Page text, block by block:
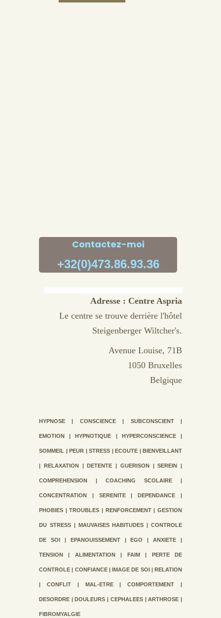
Contactez-moi
+32(0)473.86.93.36
Adresse : Centre Aspria
Le centre se trouve derrière l'hôtel
Steigenberger Wiltcher's.
Avenue Louise, 71B
1050 Bruxelles
Belgique
HYPNOSE | CONSCIENCE | SUBCONSCIENT |
EMOTION | HYPNOTIQUE | HYPERCONSCIENCE |
SOMMEIL | PEUR | STRESS | ECOUTE | BIENVEILLANT
| RELAXATION | DETENTE | GUERISON | SEREIN |
COMPREHENSION | COACHING SCOLAIRE |
CONCENTRATION | SERENITE | DEPENDANCE |
PHOBIES | TROUBLES | RENFORCEMENT | GESTION
DU STRESS | MAUVAISES HABITUDES | CONTROLE
DE SOI | EPANOUISSEMENT | EGO | ANXIETE |
TENSION | ALIMENTATION | FAIM | PERTE DE
CONTROLE | CONFIANCE | IMAGE DE SOI | RELATION
| CONFLIT | MAL-ETRE | COMPORTEMENT |
DESORDRE | DOULEURS | CEPHALEES | ARTHROSE |
FIBROMYALGIE